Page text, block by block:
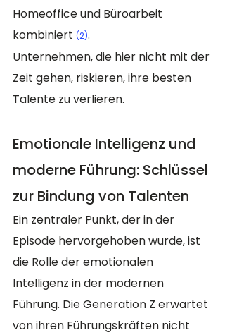
Homeoffice und Büroarbeit
kombiniert​ (2).
Unternehmen, die hier nicht mit der
Zeit gehen, riskieren, ihre besten
Talente zu verlieren.
Emotionale Intelligenz und
moderne Führung: Schlüssel
zur Bindung von Talenten
Ein zentraler Punkt, der in der
Episode hervorgehoben wurde, ist
die Rolle der emotionalen
Intelligenz in der modernen
Führung. Die Generation Z erwartet
von ihren Führungskräften nicht